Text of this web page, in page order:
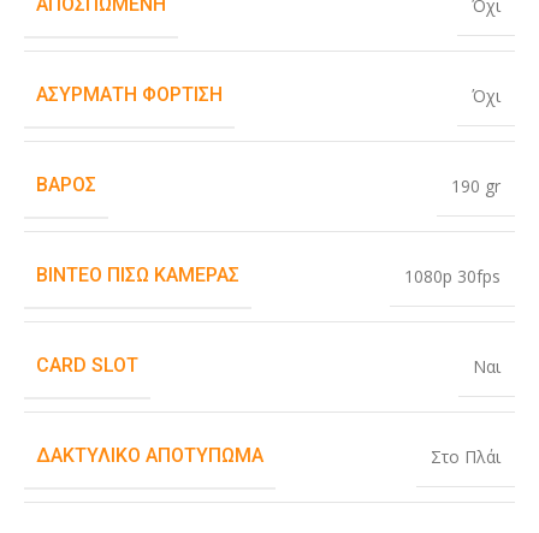
ΑΠΟΣΠΏΜΕΝΗ Όχι
ΑΣΎΡΜΑΤΗ ΦΌΡΤΙΣΗ Όχι
ΒΆΡΟΣ 190 gr
ΒΊΝΤΕΟ ΠΊΣΩ ΚΆΜΕΡΑΣ 1080p 30fps
CARD SLOT Ναι
ΔΑΚΤΥΛΙΚΌ ΑΠΟΤΎΠΩΜΑ Στο Πλάι